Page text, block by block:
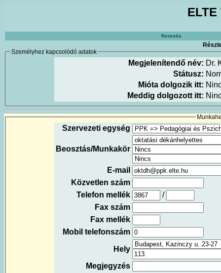
Keresés
Személyhez kapcsolódó adatok
Megjelenítendő név: Dr.
Státusz:
Mióta dolgozik itt:
Meddig dolgozott itt:
Szervezeti egység
Beosztás/Munkakör
E-mail
Közvetlen szám
Telefon mellék
/
Fax szám
Fax mellék
Mobil telefonszám
Hely
Megjegyzés